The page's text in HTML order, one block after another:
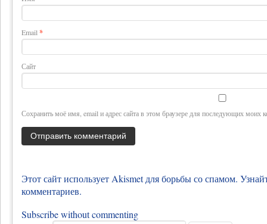
Email *
Сайт
Сохранить моё имя, email и адрес сайта в этом браузере для последующих моих
Этот сайт использует Akismet для борьбы со спамом.
комментариев.
Subscribe without commenting